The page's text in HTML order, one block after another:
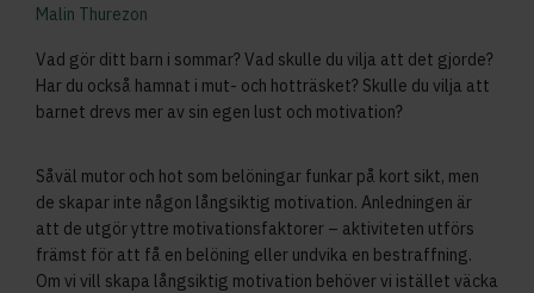
Malin Thurezon
Vad gör ditt barn i sommar? Vad skulle du vilja att det gjorde?
Har du också hamnat i mut- och hotträsket? Skulle du vilja att
barnet drevs mer av sin egen lust och motivation?
Såväl mutor och hot som belöningar funkar på kort sikt, men
de skapar inte någon långsiktig motivation. Anledningen är
att de utgör yttre motivationsfaktorer – aktiviteten utförs
främst för att få en belöning eller undvika en bestraffning.
Om vi vill skapa långsiktig motivation behöver vi istället väcka